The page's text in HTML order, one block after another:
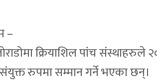
–
क्रियाशिल पांच संस्थाहरुले
संयुक्त रुपमा सम्मान गर्ने भएका छन्।